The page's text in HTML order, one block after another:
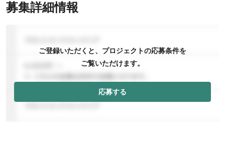
募集詳細情報
ご登録いただくと、プロジェクトの応募条件を
ご覧いただけます。
応募する